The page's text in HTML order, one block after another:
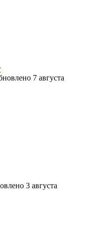
7 августа
3 августа